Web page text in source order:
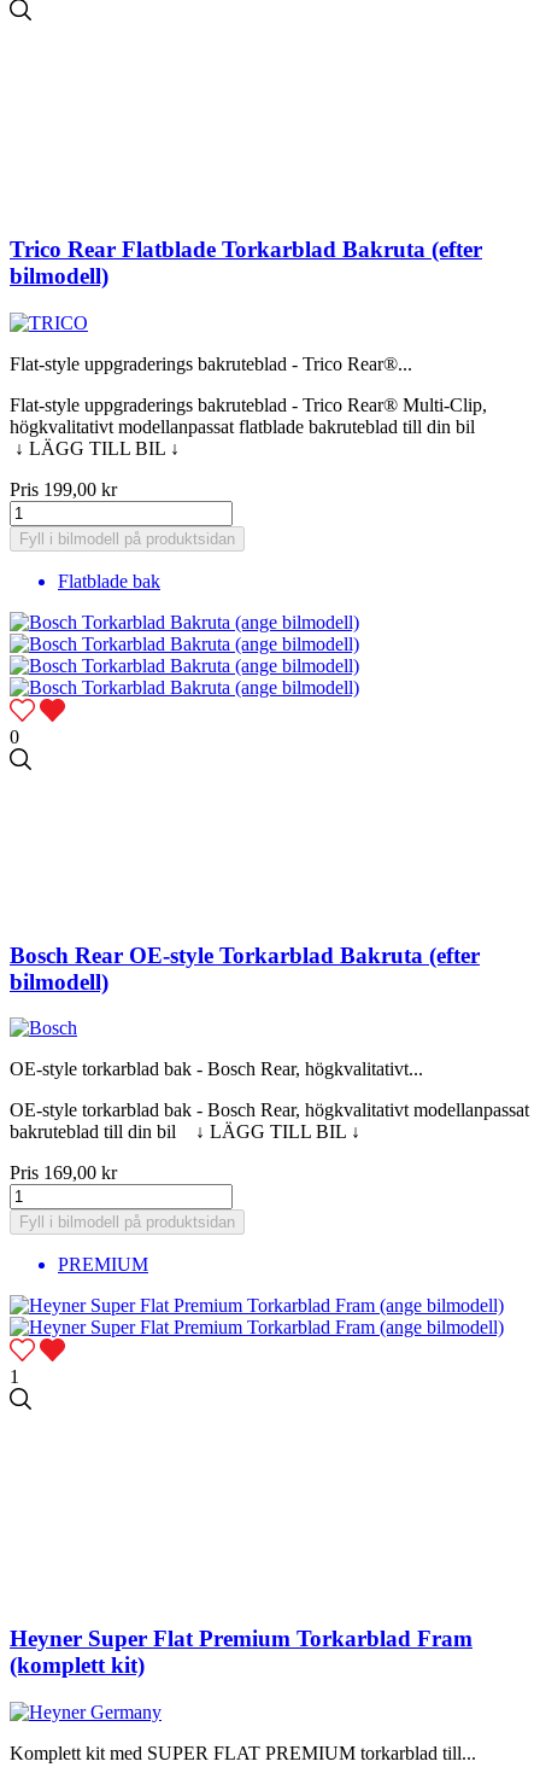
Trico Rear Flatblade Torkarblad Bakruta (efter
bilmodell)
Flat-style uppgraderings bakruteblad - Trico Rear®...
Flat-style uppgraderings bakruteblad - Trico Rear® Multi-Clip,
högkvalitativt modellanpassat flatblade bakruteblad till din bil
↓ LÄGG TILL BIL ↓
Pris 199,00 kr
Fyll i bilmodell på produktsidan
Flatblade bak
0
Bosch Rear OE-style Torkarblad Bakruta (efter
bilmodell)
OE-style torkarblad bak - Bosch Rear, högkvalitativt...
OE-style torkarblad bak - Bosch Rear, högkvalitativt modellanpassat
bakruteblad till din bil ↓ LÄGG TILL BIL ↓
Pris 169,00 kr
Fyll i bilmodell på produktsidan
PREMIUM
1
Heyner Super Flat Premium Torkarblad Fram
(komplett kit)
Komplett kit med SUPER FLAT PREMIUM torkarblad till...